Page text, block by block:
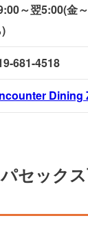
～翌5:00(金
681-4518
Dining
セック